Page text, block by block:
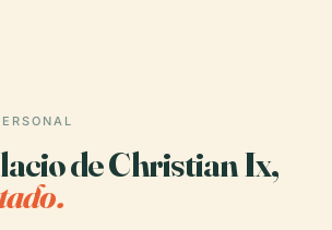
de Christian Ix,